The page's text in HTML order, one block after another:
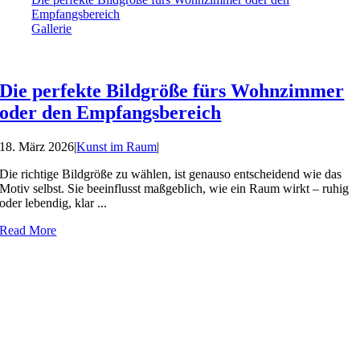
Empfangsbereich
Gallerie
Die perfekte Bildgröße fürs Wohnzimmer
oder den Empfangsbereich
18. März 2026|Kunst im Raum|
Die richtige Bildgröße zu wählen, ist genauso entscheidend wie das
Motiv selbst. Sie beeinflusst maßgeblich, wie ein Raum wirkt – ruhig
oder lebendig, klar ...
Read More